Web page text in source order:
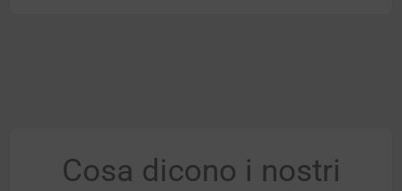
Cosa dicono i nostri